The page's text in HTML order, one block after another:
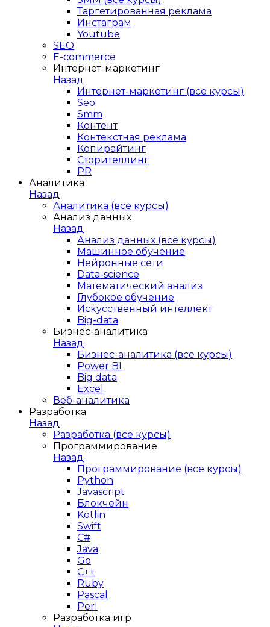
Таргетированная реклама
Инстаграм
Youtube
SEO
E-сommerce
Интернет-маркетинг
Назад
Интернет-маркетинг (все курсы)
Seo
Smm
Контент
Контекстная реклама
Копирайтинг
Сторителлинг
PR
Аналитика
Назад
Аналитика (все курсы)
Анализ данных
Назад
Анализ данных (все курсы)
Машинное обучение
Нейронные сети
Data-science
Математический анализ
Глубокое обучение
Искусственный интеллект
Big-data
Бизнес-аналитика
Назад
Бизнес-аналитика (все курсы)
Power BI
Big data
Excel
Веб-аналитика
Разработка
Назад
Разработка (все курсы)
Программирование
Назад
Программирование (все курсы)
Python
Javascript
Блокчейн
Kotlin
Swift
C#
Java
Go
C++
Ruby
Pascal
Perl
Разработка игр